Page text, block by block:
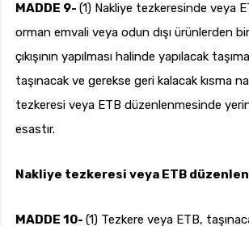
MADDE 9- (1) Nakliye tezkeresinde veya
orman emvali veya odun dışı ürünlerden bir
çıkışının yapılması halinde yapılacak
taşınacak ve gerekse geri kalacak kısma
tezkeresi veya ETB düzenlenmesinde
esastır.
Nakliye tezkeresi veya ETB
MADDE 10- (1) Tezkere veya ETB,